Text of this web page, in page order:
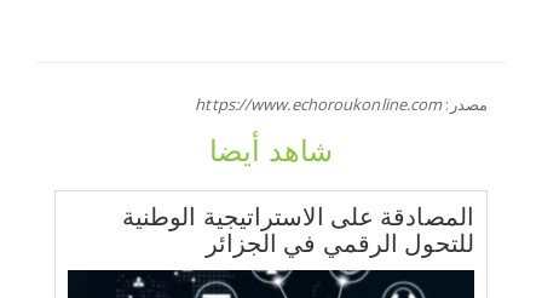
مصدر:https://www.echoroukonline.com
شاهد أيضا
المصادقة على الاستراتيجية الوطنية
للتحول الرقمي في الجزائر